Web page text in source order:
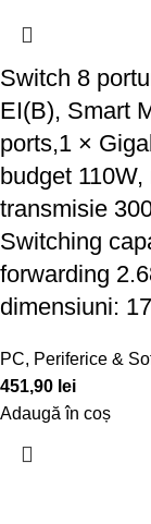
Switch 8
EI(B), Smart
ports,1 ×
budget
transmisie
Switching
forwarding
dimensiuni:
PC, Periferice &
451,90 lei
Adaugă în coș